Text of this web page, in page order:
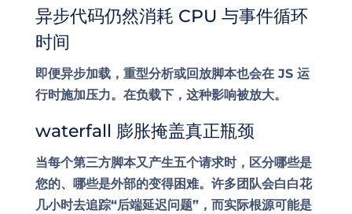
异步代码仍然消耗 CPU 与事件循环
时间
即便异步加载，重型分析或回放脚本也会在 JS 运
行时施加压力。在负载下，这种影响被放大。
waterfall 膨胀掩盖真正瓶颈
当每个第三方脚本又产生五个请求时，区分哪些是
您的、哪些是外部的变得困难。许多团队会白白花
几小时去追踪“后端延迟问题”，而实际根源可能是